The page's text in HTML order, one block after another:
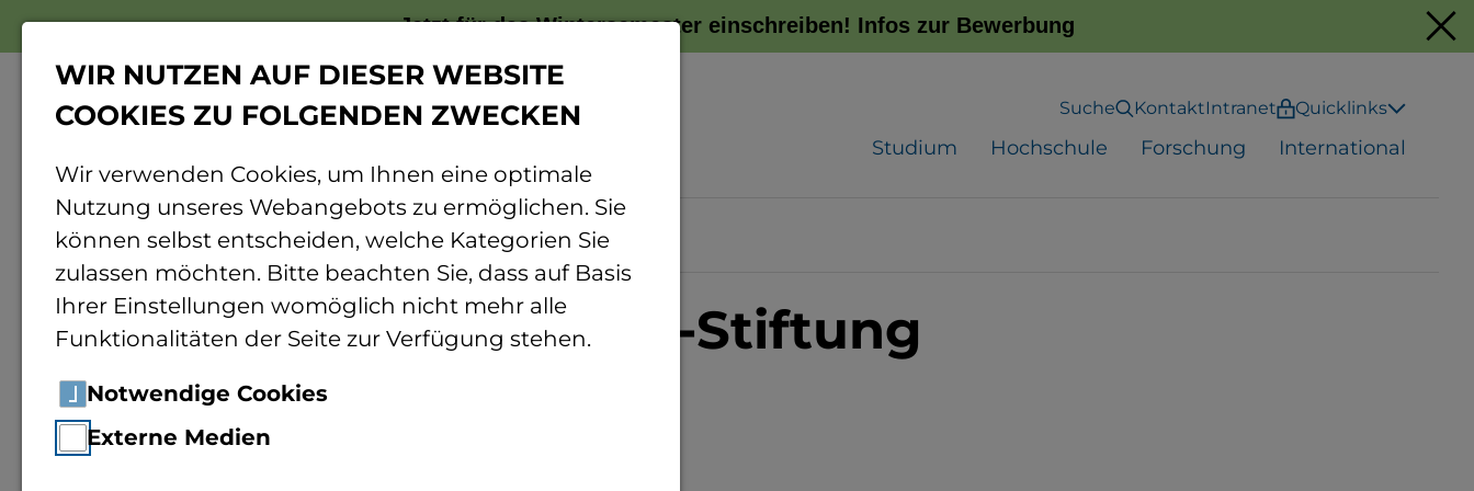
Jetzt für das Wintersemester einschreiben! Infos zur Bewerbung
Suche KontaktIntranet Quicklinks
Studium Hochschule Forschung International
Home Carl-Zeiss-Stiftung
Carl-Zeiss-Stiftung
WIR NUTZEN AUF DIESER WEBSITE
COOKIES ZU FOLGENDEN ZWECKEN
Wir verwenden Cookies, um Ihnen eine optimale
Nutzung unseres Webangebots zu ermöglichen. Sie
können selbst entscheiden, welche Kategorien Sie
zulassen möchten. Bitte beachten Sie, dass auf Basis
Ihrer Einstellungen womöglich nicht mehr alle
Funktionalitäten der Seite zur Verfügung stehen.
Notwendige Cookies
Externe Medien